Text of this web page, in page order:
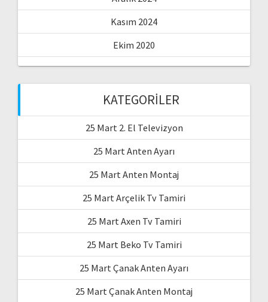
Kasım 2024
Ekim 2020
KATEGORILER
25 Mart 2. El Televizyon
25 Mart Anten Ayarı
25 Mart Anten Montaj
25 Mart Arçelik Tv Tamiri
25 Mart Axen Tv Tamiri
25 Mart Beko Tv Tamiri
25 Mart Çanak Anten Ayarı
25 Mart Çanak Anten Montaj